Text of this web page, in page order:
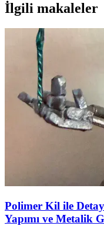
İlgili makaleler
Polimer Kil ile
Yapımı ve Metalik